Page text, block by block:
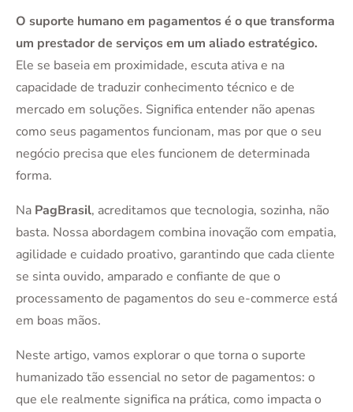
O suporte humano em pagamentos é o que transforma
um prestador de serviços em um aliado estratégico.
Ele se baseia em proximidade, escuta ativa e na
capacidade de traduzir conhecimento técnico e de
mercado em soluções. Significa entender não apenas
como seus pagamentos funcionam, mas por que o seu
negócio precisa que eles funcionem de determinada
forma.
Na PagBrasil, acreditamos que tecnologia, sozinha, não
basta. Nossa abordagem combina inovação com empatia,
agilidade e cuidado proativo, garantindo que cada cliente
se sinta ouvido, amparado e confiante de que o
processamento de pagamentos do seu e-commerce está
em boas mãos.
Neste artigo, vamos explorar o que torna o suporte
humanizado tão essencial no setor de pagamentos: o
que ele realmente significa na prática, como impacta o